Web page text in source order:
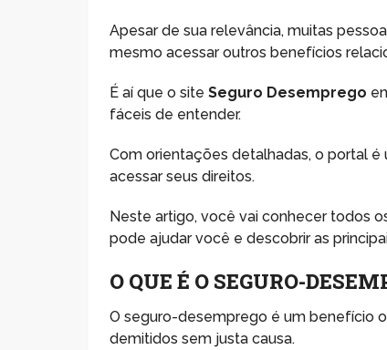
Apesar de sua relevância, muitas
mesmo acessar outros benefícios
É aí que o siteSeguro Desemprego
fáceis de entender.
Com orientações detalhadas, o portal
acessar seus direitos.
Neste artigo, você vai conhecer todos
pode ajudar você e descobrir as
O QUE É O SEGURO-
O seguro-desemprego é um benefício
demitidos sem justa causa.